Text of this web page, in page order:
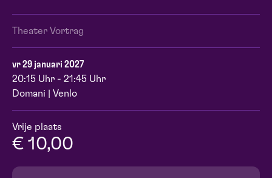
Theater Vortrag
vr 29 januari 2027
20:15 Uhr - 21:45 Uhr
Domani | Venlo
Vrije plaats
€ 10,00